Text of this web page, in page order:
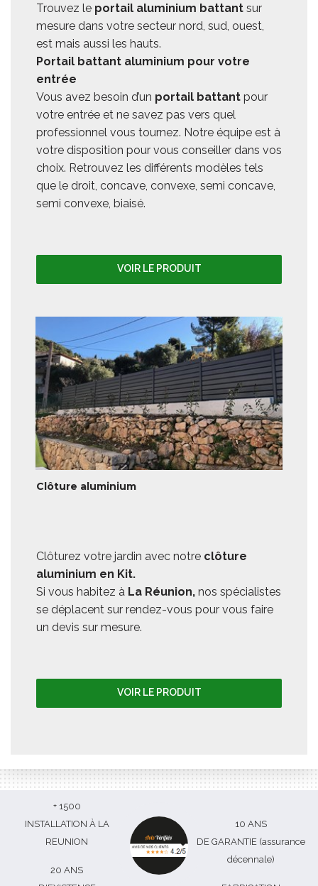
Trouvez le portail aluminium battant sur
mesure dans votre secteur nord, sud, ouest,
est mais aussi les hauts.
Portail battant aluminium pour votre
entrée
Vous avez besoin d’un portail battant pour
votre entrée et ne savez pas vers quel
professionnel vous tournez. Notre équipe est à
votre disposition pour vous conseiller dans vos
choix. Retrouvez les différents modèles tels
que le droit, concave, convexe, semi concave,
semi convexe, biaisé.
VOIR LE PRODUIT
Clôture aluminium
Clôturez votre jardin avec notre clôture
aluminium en Kit.
Si vous habitez à La Réunion, nos spécialistes
se déplacent sur rendez-vous pour vous faire
un devis sur mesure.
VOIR LE PRODUIT
+ 1500
INSTALLATION À LA
REUNION
20 ANS
10 ANS
DE GARANTIE (assurance
décennale)